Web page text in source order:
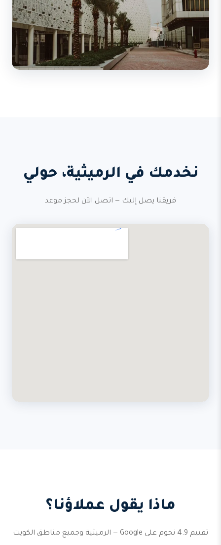
نخدمك في الرميثية، حولي
فريقنا يصل إليك — اتصل الآن لحجز موعد
ماذا يقول عملاؤنا؟
تقييم 4.9 نجوم على Google — الرميثية وجميع مناطق الكويت